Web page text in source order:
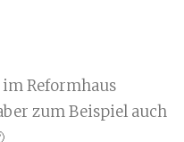
Reformhaus
zum Beispiel auch